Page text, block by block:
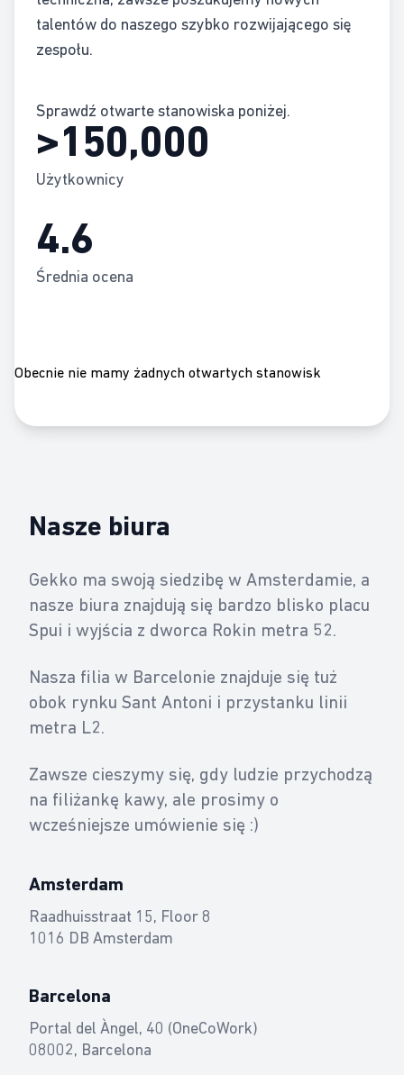
talentów do naszego szybko rozwijającego się
zespołu.
Sprawdź otwarte stanowiska poniżej.
Użytkownicy
>150,000
Średnia ocena
4.6
Obecnie nie mamy żadnych otwartych stanowisk
Nasze biura
Gekko ma swoją siedzibę w Amsterdamie, a
nasze biura znajdują się bardzo blisko placu
Spui i wyjścia z dworca Rokin metra 52.
Nasza filia w Barcelonie znajduje się tuż
obok rynku Sant Antoni i przystanku linii
metra L2.
Zawsze cieszymy się, gdy ludzie przychodzą
na filiżankę kawy, ale prosimy o
wcześniejsze umówienie się :)
Amsterdam
Raadhuisstraat 15, Floor 8
1016 DB Amsterdam
Barcelona
Portal del Àngel, 40 (OneCoWork)
08002, Barcelona